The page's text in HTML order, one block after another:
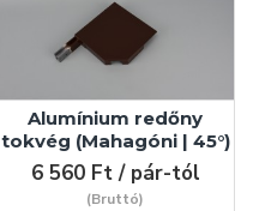
Alumínium redőny
tokvég (Mahagóni | 45°)
6 560 Ft / pár-tól
(Bruttó)